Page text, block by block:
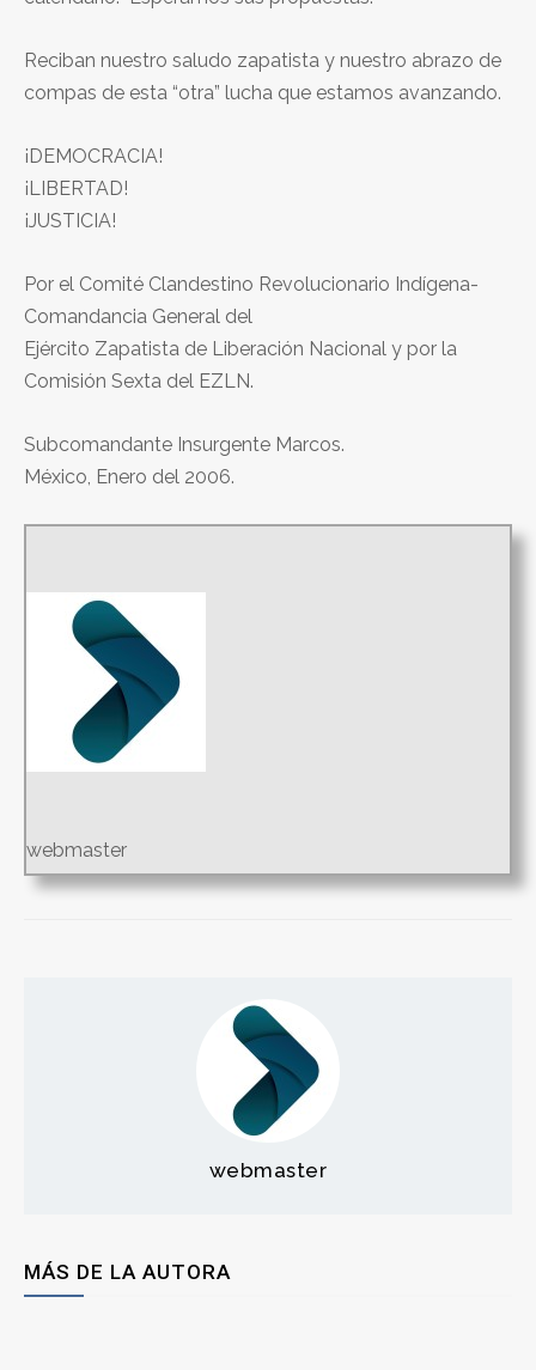
Reciban nuestro saludo zapatista y nuestro abrazo de
compas de esta “otra” lucha que estamos avanzando.
¡DEMOCRACIA!
¡LIBERTAD!
¡JUSTICIA!
Por el Comité Clandestino Revolucionario Indígena-
Comandancia General del
Ejército Zapatista de Liberación Nacional y por la
Comisión Sexta del EZLN.
Subcomandante Insurgente Marcos.
México, Enero del 2006.
webmaster
webmaster
MÁS DE LA AUTORA